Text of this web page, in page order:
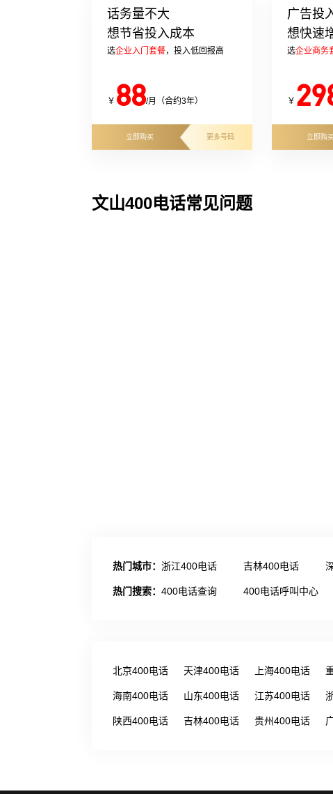
话务量不大
想节省投入成本
选企业入门套餐，投入低回报高
￥ 88/月（合约3年）
立即购买 更多号码
广告投
想快速
选企业商务
￥
立即购
文山400电话常见问题
热门城市： 浙江400电话 吉林400电话
热门搜索： 400电话查询 400电话呼叫中心
北京400电话 天津400电话 上海400电话
海南400电话 山东400电话 江苏400电话
陕西400电话 吉林400电话 贵州400电话